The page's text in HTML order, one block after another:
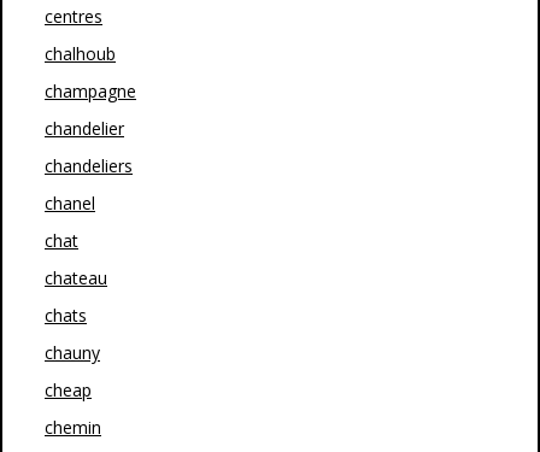
centres
chalhoub
champagne
chandelier
chandeliers
chanel
chat
chateau
chats
chauny
cheap
chemin